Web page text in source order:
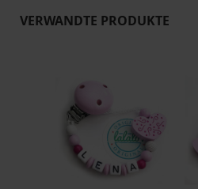
VERWANDTE PRODUKTE